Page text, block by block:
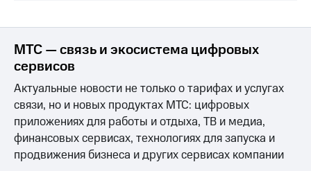
Корпоративный
секретарь
Раскрытие
информации
Информация
акционерам
Документы
ПАО
"МТС"
Собрания
акционеров
МТС — связь и экосистема цифровых
сервисов
Актуальные новости не только о тарифах и услугах
связи, но и новых продуктах МТС: цифровых
приложениях для работы и отдыха, ТВ и медиа,
финансовых сервисах, технологиях для запуска и
продвижения бизнеса и других сервисах компании